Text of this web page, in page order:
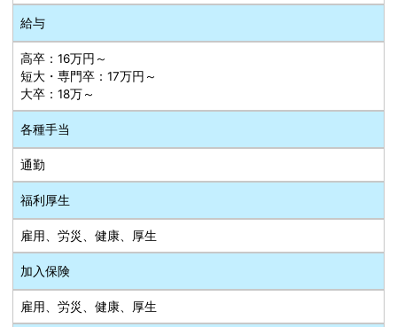
給与
高卒：16万円～
短大・専門卒：17万円～
大卒：18万～
各種手当
通勤
福利厚生
雇用、労災、健康、厚生
加入保険
雇用、労災、健康、厚生